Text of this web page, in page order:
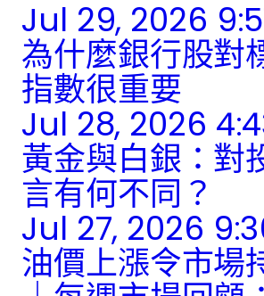
Jul 29, 2026
為什麼銀行股對
指數很重要
Jul 28, 2026
黃金與白銀：對
言有何不同？
Jul 27, 2026
油價上漲令市場